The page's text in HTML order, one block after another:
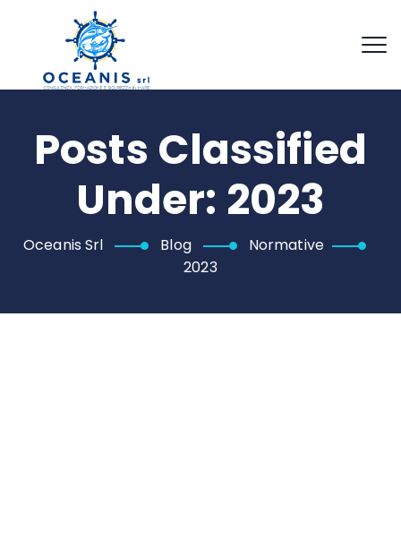
Posts Classified
Under: 2023
Oceanis Srl Blog
Normative
2023